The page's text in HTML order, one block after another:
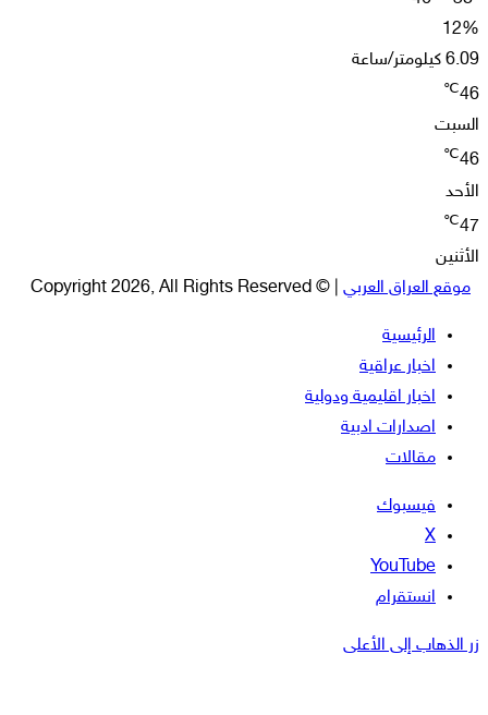
12%
6.09 كيلومتر/ساعة
46
℃
السبت
46
℃
الأحد
47
℃
الأثنين
موقع العراق العربي | © Copyright 2026, All Rights Reserved
الرئيسية
اخبار عراقية
اخبار اقليمية ودولية
اصدارات ادبية
مقالات
فيسبوك
‫X
‫YouTube
انستقرام
زر الذهاب إلى الأعلى